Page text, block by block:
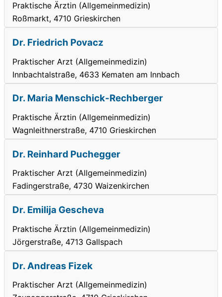
Praktische Ärztin (Allgemeinmedizin)
Roßmarkt, 4710 Grieskirchen
Dr. Friedrich Povacz
Praktischer Arzt (Allgemeinmedizin)
Innbachtalstraße, 4633 Kematen am Innbach
Dr. Maria Menschick-Rechberger
Praktische Ärztin (Allgemeinmedizin)
Wagnleithnerstraße, 4710 Grieskirchen
Dr. Reinhard Puchegger
Praktischer Arzt (Allgemeinmedizin)
Fadingerstraße, 4730 Waizenkirchen
Dr. Emilija Gescheva
Praktische Ärztin (Allgemeinmedizin)
Jörgerstraße, 4713 Gallspach
Dr. Andreas Fizek
Praktischer Arzt (Allgemeinmedizin)